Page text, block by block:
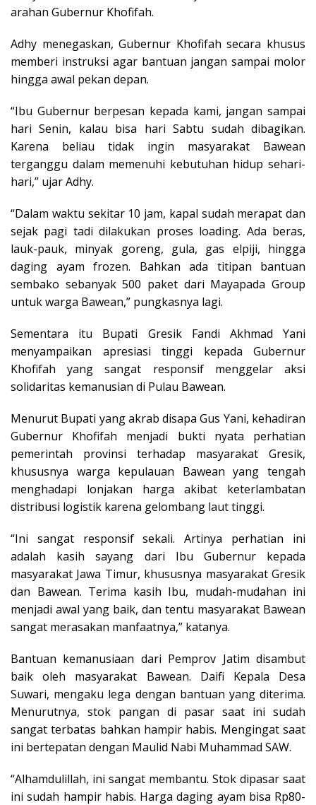
arahan Gubernur Khofifah.
Adhy menegaskan, Gubernur Khofifah secara khusus
memberi instruksi agar bantuan jangan sampai molor
hingga awal pekan depan.
“Ibu Gubernur berpesan kepada kami, jangan sampai
hari Senin, kalau bisa hari Sabtu sudah dibagikan.
Karena beliau tidak ingin masyarakat Bawean
terganggu dalam memenuhi kebutuhan hidup sehari-
hari,” ujar Adhy.
“Dalam waktu sekitar 10 jam, kapal sudah merapat dan
sejak pagi tadi dilakukan proses loading. Ada beras,
lauk-pauk, minyak goreng, gula, gas elpiji, hingga
daging ayam frozen. Bahkan ada titipan bantuan
sembako sebanyak 500 paket dari Mayapada Group
untuk warga Bawean,” pungkasnya lagi.
Sementara itu Bupati Gresik Fandi Akhmad Yani
menyampaikan apresiasi tinggi kepada Gubernur
Khofifah yang sangat responsif menggelar aksi
solidaritas kemanusian di Pulau Bawean.
Menurut Bupati yang akrab disapa Gus Yani, kehadiran
Gubernur Khofifah menjadi bukti nyata perhatian
pemerintah provinsi terhadap masyarakat Gresik,
khususnya warga kepulauan Bawean yang tengah
menghadapi lonjakan harga akibat keterlambatan
distribusi logistik karena gelombang laut tinggi.
“Ini sangat responsif sekali. Artinya perhatian ini
adalah kasih sayang dari Ibu Gubernur kepada
masyarakat Jawa Timur, khususnya masyarakat Gresik
dan Bawean. Terima kasih Ibu, mudah-mudahan ini
menjadi awal yang baik, dan tentu masyarakat Bawean
sangat merasakan manfaatnya,” katanya.
Bantuan kemanusiaan dari Pemprov Jatim disambut
baik oleh masyarakat Bawean. Daifi Kepala Desa
Suwari, mengaku lega dengan bantuan yang diterima.
Menurutnya, stok pangan di pasar saat ini sudah
sangat terbatas bahkan hampir habis. Mengingat saat
ini bertepatan dengan Maulid Nabi Muhammad SAW.
“Alhamdulillah, ini sangat membantu. Stok dipasar saat
ini sudah hampir habis. Harga daging ayam bisa Rp80-